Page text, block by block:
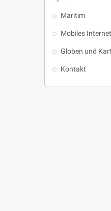
Maritim
Mobiles Internet
Globen und
Kontakt